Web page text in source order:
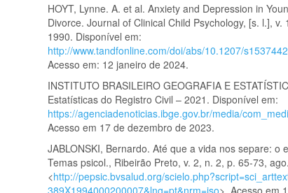
HOYT, Lynne. A. et al. Anxiety and Depression in
Divorce. Journal of Clinical Child Psychology, [s. l.], v.
1990. Disponível em:
http://www.tandfonline.com/doi/abs/10.1207/
Acesso em: 12 janeiro de 2024.
INSTITUTO BRASILEIRO GEOGRAFIA E
Estatísticas do Registro Civil – 2021. Disponível em:
https://agenciadenoticias.ibge.gov.br/media/
Acesso em 17 de dezembro de 2023.
JABLONSKI, Bernardo. Até que a vida nos separe: o
Temas psicol., Ribeirão Preto, v. 2, n. 2, p. 65-73,
<http://pepsic.bvsalud.org/
389X1994000200007&lng=pt&nrm=iso>. Acesso em